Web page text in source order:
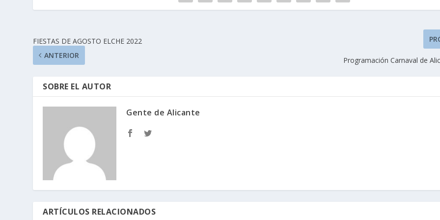
FIESTAS DE AGOSTO ELCHE 2022
ANTERIOR
Programación Carnaval de
SOBRE EL AUTOR
Gente de Alicante
ARTÍCULOS RELACIONADOS